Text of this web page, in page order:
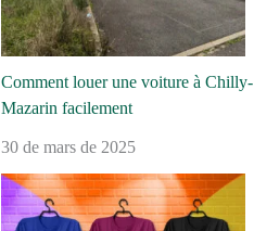
Comment louer une voiture à Chilly-
Mazarin facilement
30 de mars de 2025